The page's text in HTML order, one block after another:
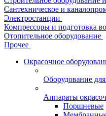
Сантехническое и
Электростанции
Компрессоры и подготовка
Отопительное оборудование
Прочее
Окрасочное
Оборудование
Аппараты
Поршневые